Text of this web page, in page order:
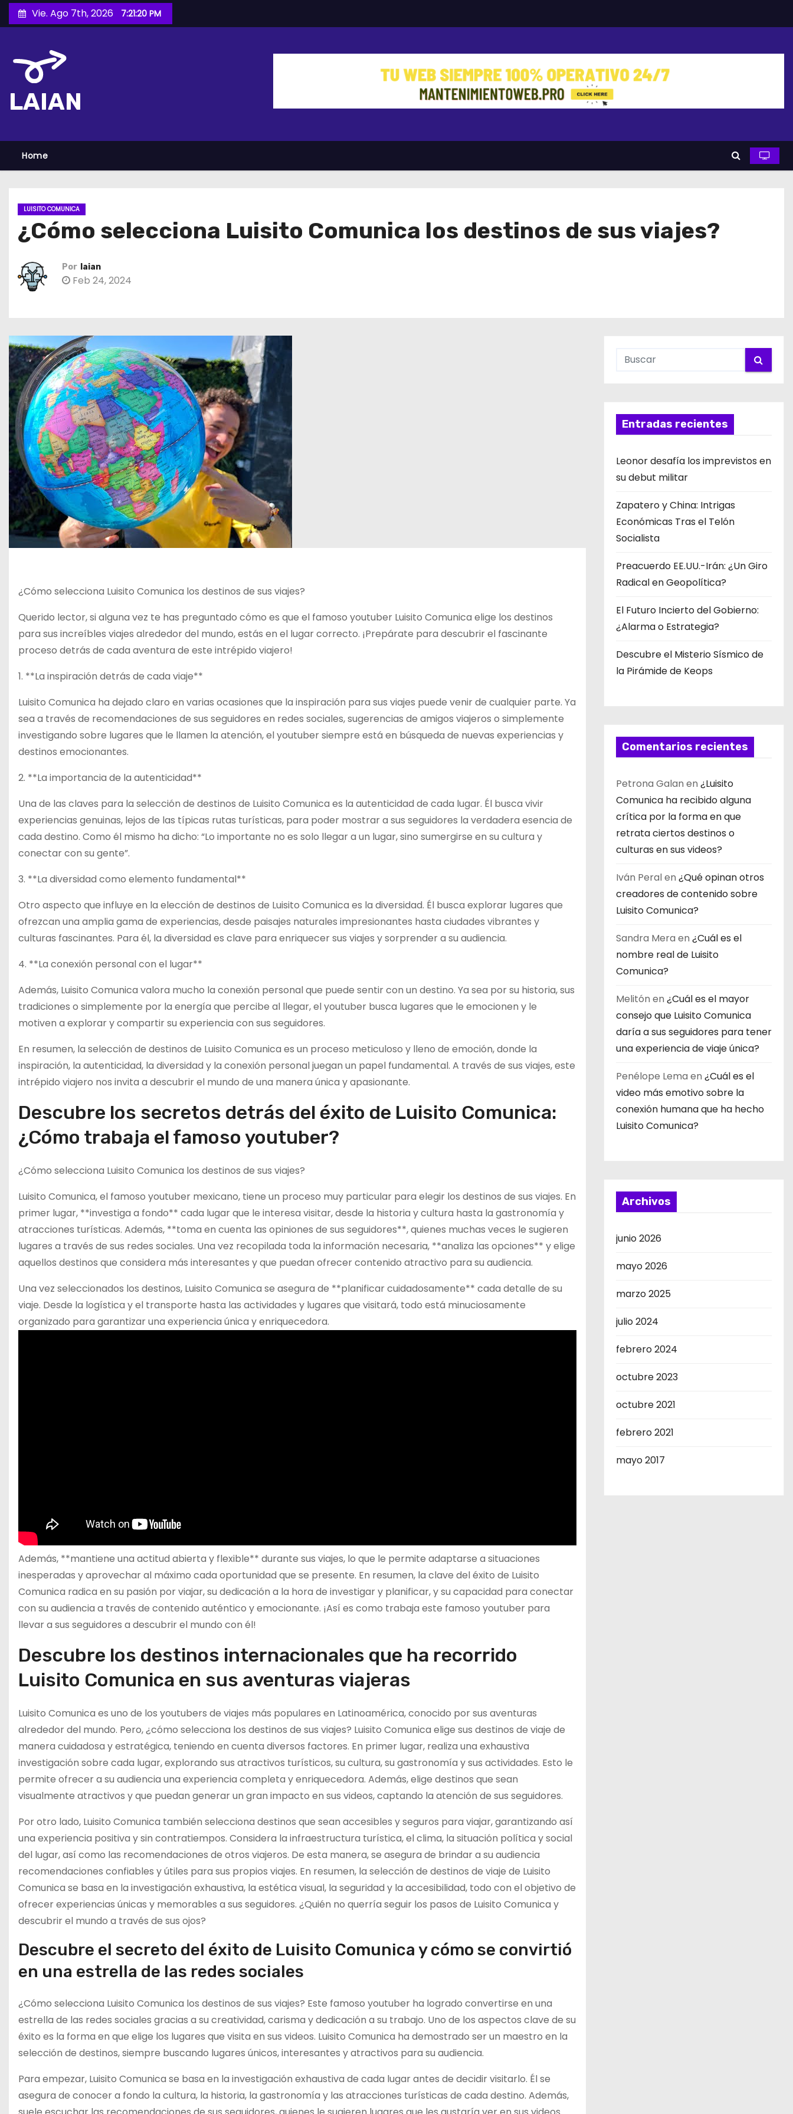
a
c
n
Vie. Ago 7th, 2026 7:21:21 PM
LAIAN
Home
LUISITO COMUNICA
¿Cómo selecciona Luisito Comunica los destinos de sus viajes?
Por laian
Feb 24, 2024
¿Cómo selecciona Luisito Comunica los destinos de sus viajes?
Querido lector, si alguna vez te has preguntado cómo es que el famoso youtuber Luisito Comunica elige los destinos
para sus increíbles viajes alrededor del mundo, estás en el lugar correcto. ¡Prepárate para descubrir el fascinante
proceso detrás de cada aventura de este intrépido viajero!
1. **La inspiración detrás de cada viaje**
Luisito Comunica ha dejado claro en varias ocasiones que la inspiración para sus viajes puede venir de cualquier parte. Ya
sea a través de recomendaciones de sus seguidores en redes sociales, sugerencias de amigos viajeros o simplemente
investigando sobre lugares que le llamen la atención, el youtuber siempre está en búsqueda de nuevas experiencias y
destinos emocionantes.
2. **La importancia de la autenticidad**
Una de las claves para la selección de destinos de Luisito Comunica es la autenticidad de cada lugar. Él busca vivir
experiencias genuinas, lejos de las típicas rutas turísticas, para poder mostrar a sus seguidores la verdadera esencia de
cada destino. Como él mismo ha dicho: “Lo importante no es solo llegar a un lugar, sino sumergirse en su cultura y
conectar con su gente”.
3. **La diversidad como elemento fundamental**
Otro aspecto que influye en la elección de destinos de Luisito Comunica es la diversidad. Él busca explorar lugares que
ofrezcan una amplia gama de experiencias, desde paisajes naturales impresionantes hasta ciudades vibrantes y
culturas fascinantes. Para él, la diversidad es clave para enriquecer sus viajes y sorprender a su audiencia.
4. **La conexión personal con el lugar**
Además, Luisito Comunica valora mucho la conexión personal que puede sentir con un destino. Ya sea por su historia, sus
tradiciones o simplemente por la energía que percibe al llegar, el youtuber busca lugares que le emocionen y le
motiven a explorar y compartir su experiencia con sus seguidores.
En resumen, la selección de destinos de Luisito Comunica es un proceso meticuloso y lleno de emoción, donde la
inspiración, la autenticidad, la diversidad y la conexión personal juegan un papel fundamental. A través de sus viajes, este
intrépido viajero nos invita a descubrir el mundo de una manera única y apasionante.
Descubre los secretos detrás del éxito de Luisito Comunica:
¿Cómo trabaja el famoso youtuber?
¿Cómo selecciona Luisito Comunica los destinos de sus viajes?
Luisito Comunica, el famoso youtuber mexicano, tiene un proceso muy particular para elegir los destinos de sus viajes. En
primer lugar, **investiga a fondo** cada lugar que le interesa visitar, desde la historia y cultura hasta la gastronomía y
atracciones turísticas. Además, **toma en cuenta las opiniones de sus seguidores**, quienes muchas veces le sugieren
lugares a través de sus redes sociales. Una vez recopilada toda la información necesaria, **analiza las opciones** y elige
aquellos destinos que considera más interesantes y que puedan ofrecer contenido atractivo para su audiencia.
Una vez seleccionados los destinos, Luisito Comunica se asegura de **planificar cuidadosamente** cada detalle de su
viaje. Desde la logística y el transporte hasta las actividades y lugares que visitará, todo está minuciosamente
organizado para garantizar una experiencia única y enriquecedora.
Además, **mantiene una actitud abierta y flexible** durante sus viajes, lo que le permite adaptarse a situaciones
inesperadas y aprovechar al máximo cada oportunidad que se presente. En resumen, la clave del éxito de Luisito
Comunica radica en su pasión por viajar, su dedicación a la hora de investigar y planificar, y su capacidad para conectar
con su audiencia a través de contenido auténtico y emocionante. ¡Así es como trabaja este famoso youtuber para
llevar a sus seguidores a descubrir el mundo con él!
Descubre los destinos internacionales que ha recorrido
Luisito Comunica en sus aventuras viajeras
Luisito Comunica es uno de los youtubers de viajes más populares en Latinoamérica, conocido por sus aventuras
alrededor del mundo. Pero, ¿cómo selecciona los destinos de sus viajes? Luisito Comunica elige sus destinos de viaje de
manera cuidadosa y estratégica, teniendo en cuenta diversos factores. En primer lugar, realiza una exhaustiva
investigación sobre cada lugar, explorando sus atractivos turísticos, su cultura, su gastronomía y sus actividades. Esto le
permite ofrecer a su audiencia una experiencia completa y enriquecedora. Además, elige destinos que sean
visualmente atractivos y que puedan generar un gran impacto en sus videos, captando la atención de sus seguidores.
Por otro lado, Luisito Comunica también selecciona destinos que sean accesibles y seguros para viajar, garantizando así
una experiencia positiva y sin contratiempos. Considera la infraestructura turística, el clima, la situación política y social
del lugar, así como las recomendaciones de otros viajeros. De esta manera, se asegura de brindar a su audiencia
recomendaciones confiables y útiles para sus propios viajes. En resumen, la selección de destinos de viaje de Luisito
Comunica se basa en la investigación exhaustiva, la estética visual, la seguridad y la accesibilidad, todo con el objetivo de
ofrecer experiencias únicas y memorables a sus seguidores. ¿Quién no querría seguir los pasos de Luisito Comunica y
descubrir el mundo a través de sus ojos?
Descubre el secreto del éxito de Luisito Comunica y cómo se convirtió
en una estrella de las redes sociales
¿Cómo selecciona Luisito Comunica los destinos de sus viajes? Este famoso youtuber ha logrado convertirse en una
estrella de las redes sociales gracias a su creatividad, carisma y dedicación a su trabajo. Uno de los aspectos clave de su
éxito es la forma en que elige los lugares que visita en sus videos. Luisito Comunica ha demostrado ser un maestro en la
selección de destinos, siempre buscando lugares únicos, interesantes y atractivos para su audiencia.
Para empezar, Luisito Comunica se basa en la investigación exhaustiva de cada lugar antes de decidir visitarlo. Él se
asegura de conocer a fondo la cultura, la historia, la gastronomía y las atracciones turísticas de cada destino. Además,
Entradas recientes
Leonor desafía los imprevistos en
su debut militar
Zapatero y China: Intrigas
Económicas Tras el Telón
Socialista
Preacuerdo EE.UU.-Irán: ¿Un Giro
Radical en Geopolítica?
El Futuro Incierto del Gobierno:
¿Alarma o Estrategia?
Descubre el Misterio Sísmico de
la Pirámide de Keops
Comentarios recientes
Petrona Galan en ¿Luisito
Comunica ha recibido alguna
crítica por la forma en que
retrata ciertos destinos o
culturas en sus videos?
Iván Peralen ¿Qué opinan otros
creadores de contenido sobre
Luisito Comunica?
Sandra Mera en ¿Cuál es el
nombre real de Luisito
Comunica?
Melitón en ¿Cuál es el mayor
consejo que Luisito Comunica
daría a sus seguidores para tener
una experiencia de viaje única?
Penélope Lema en ¿Cuál es el
video más emotivo sobre la
conexión humana que ha hecho
Luisito Comunica?
Archivos
junio 2026
mayo 2026
marzo 2025
julio 2024
febrero 2024
octubre 2023
octubre 2021
febrero 2021
mayo 2017